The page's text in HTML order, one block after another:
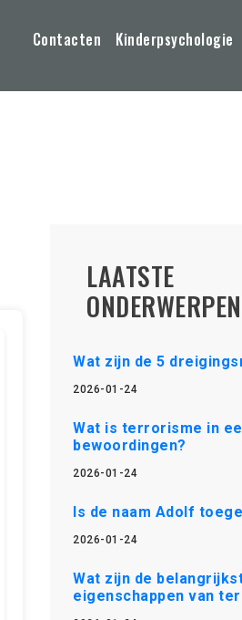
Contacten Kinderpsychologie
LAATSTE
ONDERWERPEN
Wat zijn de 5
2026-01-24
Wat is terrorisme in
bewoordingen?
2026-01-24
Is de naam Adolf
2026-01-24
Wat zijn de
eigenschappen van